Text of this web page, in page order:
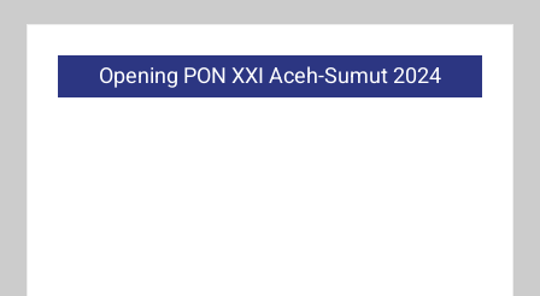
Opening PON XXI Aceh-Sumut 2024